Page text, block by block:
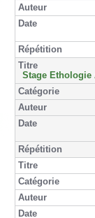
Stage Ethologie